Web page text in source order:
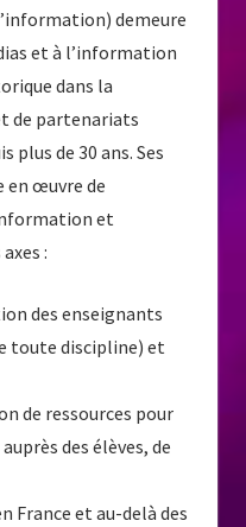
demeure
et à l’information
dans la
de partenariats
plus de 30 ans. Ses
en œuvre de
et
:
des enseignants
toute discipline) et
de ressources pour
des élèves, de
France et au-delà des